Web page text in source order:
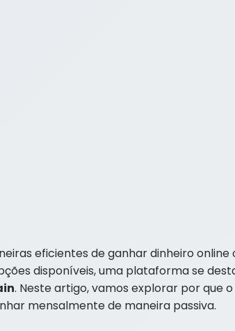
eficientes de ganhar dinheiro online
disponíveis, uma plataforma se
. Neste artigo, vamos explorar por que
mensalmente de maneira passiva.